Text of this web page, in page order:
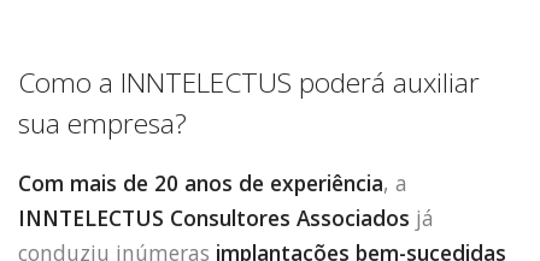
Como a INNTELECTUS poderá auxiliar
sua empresa?
Com mais de 20 anos de experiência, a
INNTELECTUS Consultores Associados já
conduziu inúmeras implantações bem-sucedidas